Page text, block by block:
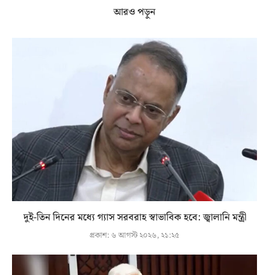
আরও পড়ুন
দুই-তিন দিনের মধ্যে গ্যাস সরবরাহ স্বাভাবিক হবে: জ্বালানি মন্ত্রী
প্রকাশ: ৬ আগস্ট ২০২৬, ২১:২৫